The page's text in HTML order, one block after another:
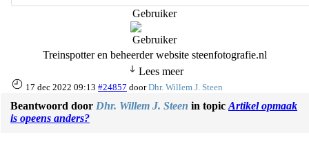
Gebruiker
Treinspotter en beheerder website steenfotografie.nl
Lees meer
17 dec 2022 09:13 #24857 doorDhr. Willem J. Steen
Beantwoord door Dhr. Willem J. Steen in topicArtikel opmaak
is opeens anders?